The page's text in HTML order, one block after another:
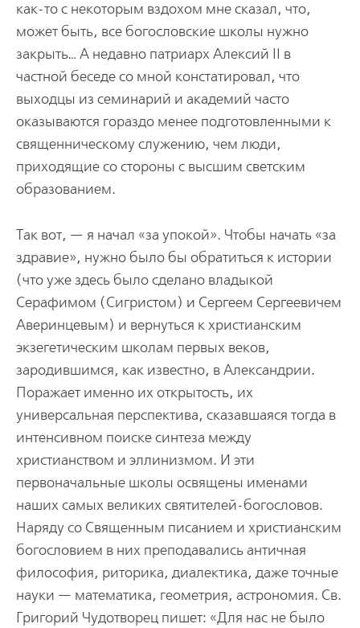
как-то с некоторым вздохом мне сказал, что,
может быть, все богословские школы нужно
закрыть… А недавно патриарх Алексий II в
частной беседе со мной констатировал, что
выходцы из семинарий и академий часто
оказываются гораздо менее подготовленными к
священническому служению, чем люди,
приходящие со стороны с высшим светским
образованием.
Так вот, — я начал «за упокой». Чтобы начать «за
здравие», нужно было бы обратиться к истории
(что уже здесь было сделано владыкой
Серафимом (Сигристом) и Сергеем Сергеевичем
Аверинцевым) и вернуться к христианским
экзегетическим школам первых веков,
зародившимся, как известно, в Александрии.
Поражает именно их открытость, их
универсальная перспектива, сказавшаяся тогда в
интенсивном поиске синтеза между
христианством и эллинизмом. И эти
первоначальные школы освящены именами
наших самых великих святителей-богословов.
Наряду со Священным писанием и христианским
богословием в них преподавались античная
философия, риторика, диалектика, даже точные
науки — математика, геометрия, астрономия. Св.
Григорий Чудотворец пишет: «Для нас не было